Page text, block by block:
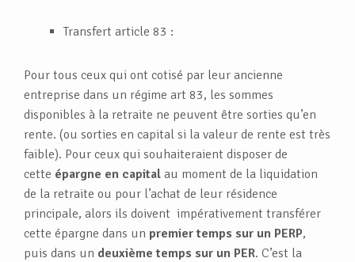
Transfert article 83 :
Pour tous ceux qui ont cotisé par leur ancienne
entreprise dans un régime art 83, les sommes
disponibles à la retraite ne peuvent être sorties qu’en
rente. (ou sorties en capital si la valeur de rente est très
faible). Pour ceux qui souhaiteraient disposer de
cette épargne en capital au moment de la liquidation
de la retraite ou pour l’achat de leur résidence
principale, alors ils doivent impérativement transférer
cette épargne dans un premier temps sur un PERP,
puis dans un deuxième temps sur un PER. C’est la